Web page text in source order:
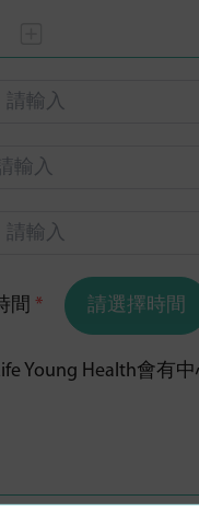
間* 請選擇時間
Young Health會有